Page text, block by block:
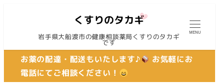
岩手県大船渡市の健康相談薬局くすりのタカギ
です
MENU
お薬の配達・配送もいたします♪
お気軽にお
電話にてご相談ください！